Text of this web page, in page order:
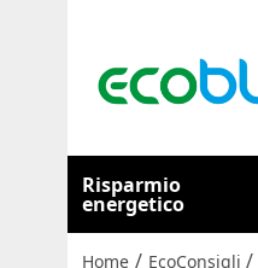
Risparmio
energetico
Home / EcoConsigli /